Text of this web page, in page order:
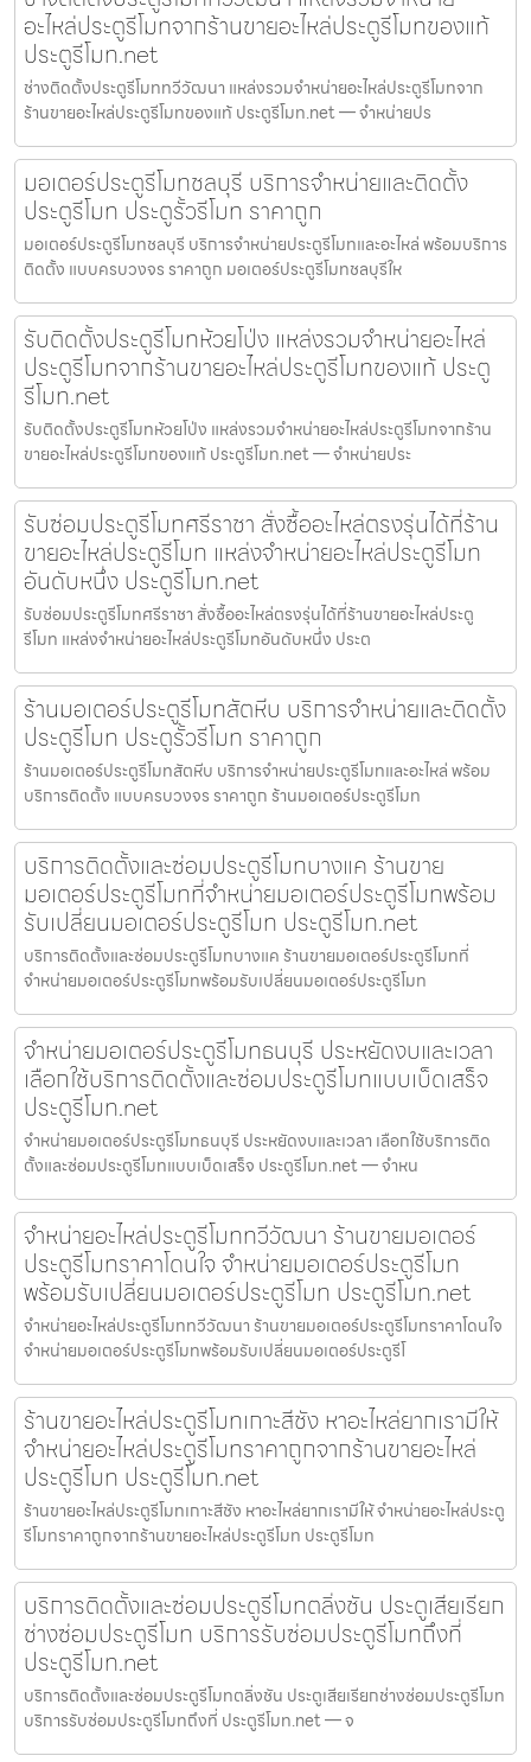
อะไหล่ประตูรีโมทจากร้านขายอะไหล่ประตูรีโมทของแท้
ประตูรีโมท.net
ช่างติดตั้งประตูรีโมททวีวัฒนา แหล่งรวมจำหน่ายอะไหล่ประตูรีโมทจาก
ร้านขายอะไหล่ประตูรีโมทของแท้ ประตูรีโมท.net — จำหน่ายปร
มอเตอร์ประตูรีโมทชลบุรี บริการจำหน่ายและติดตั้ง
ประตูรีโมท ประตูรั้วรีโมท ราคาถูก
มอเตอร์ประตูรีโมทชลบุรี บริการจำหน่ายประตูรีโมทและอะไหล่ พร้อมบริการ
ติดตั้ง แบบครบวงจร ราคาถูก มอเตอร์ประตูรีโมทชลบุรีให
รับติดตั้งประตูรีโมทห้วยโป่ง แหล่งรวมจำหน่ายอะไหล่
ประตูรีโมทจากร้านขายอะไหล่ประตูรีโมทของแท้ ประตู
รีโมท.net
รับติดตั้งประตูรีโมทห้วยโป่ง แหล่งรวมจำหน่ายอะไหล่ประตูรีโมทจากร้าน
ขายอะไหล่ประตูรีโมทของแท้ ประตูรีโมท.net — จำหน่ายประ
รับซ่อมประตูรีโมทศรีราชา สั่งซื้ออะไหล่ตรงรุ่นได้ที่ร้าน
ขายอะไหล่ประตูรีโมท แหล่งจำหน่ายอะไหล่ประตูรีโมท
อันดับหนึ่ง ประตูรีโมท.net
รับซ่อมประตูรีโมทศรีราชา สั่งซื้ออะไหล่ตรงรุ่นได้ที่ร้านขายอะไหล่ประตู
รีโมท แหล่งจำหน่ายอะไหล่ประตูรีโมทอันดับหนึ่ง ประต
ร้านมอเตอร์ประตูรีโมทสัตหีบ บริการจำหน่ายและติดตั้ง
ประตูรีโมท ประตูรั้วรีโมท ราคาถูก
ร้านมอเตอร์ประตูรีโมทสัตหีบ บริการจำหน่ายประตูรีโมทและอะไหล่ พร้อม
บริการติดตั้ง แบบครบวงจร ราคาถูก ร้านมอเตอร์ประตูรีโมท
บริการติดตั้งและซ่อมประตูรีโมทบางแค ร้านขาย
มอเตอร์ประตูรีโมทที่จำหน่ายมอเตอร์ประตูรีโมทพร้อม
รับเปลี่ยนมอเตอร์ประตูรีโมท ประตูรีโมท.net
บริการติดตั้งและซ่อมประตูรีโมทบางแค ร้านขายมอเตอร์ประตูรีโมทที่
จำหน่ายมอเตอร์ประตูรีโมทพร้อมรับเปลี่ยนมอเตอร์ประตูรีโมท
จำหน่ายมอเตอร์ประตูรีโมทธนบุรี ประหยัดงบและเวลา
เลือกใช้บริการติดตั้งและซ่อมประตูรีโมทแบบเบ็ดเสร็จ
ประตูรีโมท.net
จำหน่ายมอเตอร์ประตูรีโมทธนบุรี ประหยัดงบและเวลา เลือกใช้บริการติด
ตั้งและซ่อมประตูรีโมทแบบเบ็ดเสร็จ ประตูรีโมท.net — จำหน
จำหน่ายอะไหล่ประตูรีโมททวีวัฒนา ร้านขายมอเตอร์
ประตูรีโมทราคาโดนใจ จำหน่ายมอเตอร์ประตูรีโมท
พร้อมรับเปลี่ยนมอเตอร์ประตูรีโมท ประตูรีโมท.net
จำหน่ายอะไหล่ประตูรีโมททวีวัฒนา ร้านขายมอเตอร์ประตูรีโมทราคาโดนใจ
จำหน่ายมอเตอร์ประตูรีโมทพร้อมรับเปลี่ยนมอเตอร์ประตูรีโ
ร้านขายอะไหล่ประตูรีโมทเกาะสีชัง หาอะไหล่ยากเรามีให้
จำหน่ายอะไหล่ประตูรีโมทราคาถูกจากร้านขายอะไหล่
ประตูรีโมท ประตูรีโมท.net
ร้านขายอะไหล่ประตูรีโมทเกาะสีชัง หาอะไหล่ยากเรามีให้ จำหน่ายอะไหล่ประตู
รีโมทราคาถูกจากร้านขายอะไหล่ประตูรีโมท ประตูรีโมท
บริการติดตั้งและซ่อมประตูรีโมทตลิ่งชัน ประตูเสียเรียก
ช่างซ่อมประตูรีโมท บริการรับซ่อมประตูรีโมทถึงที่
ประตูรีโมท.net
บริการติดตั้งและซ่อมประตูรีโมทตลิ่งชัน ประตูเสียเรียกช่างซ่อมประตูรีโมท
บริการรับซ่อมประตูรีโมทถึงที่ ประตูรีโมท.net — จ